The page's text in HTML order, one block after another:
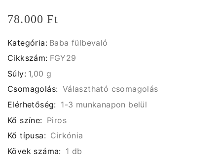
78.000 Ft
Kategória: Baba fülbevaló
Cikkszám: FGY29
Súly: 1,00 g
Csomagolás: Választható csomagolás
Elérhetőség: 1-3 munkanapon belül
Kő színe: Piros
Kő típusa: Cirkónia
Kövek száma: 1 db